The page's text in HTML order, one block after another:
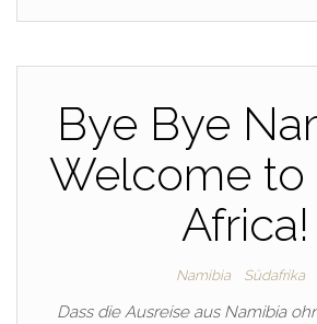
Bye Bye
Welcome to
Africa!
Namibia Südafrika
Dass die Ausreise aus Namibia